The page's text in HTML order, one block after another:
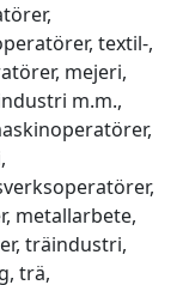
textil-,
mejeri,
m.m.,
metallarbete,
träindustri,
trä,